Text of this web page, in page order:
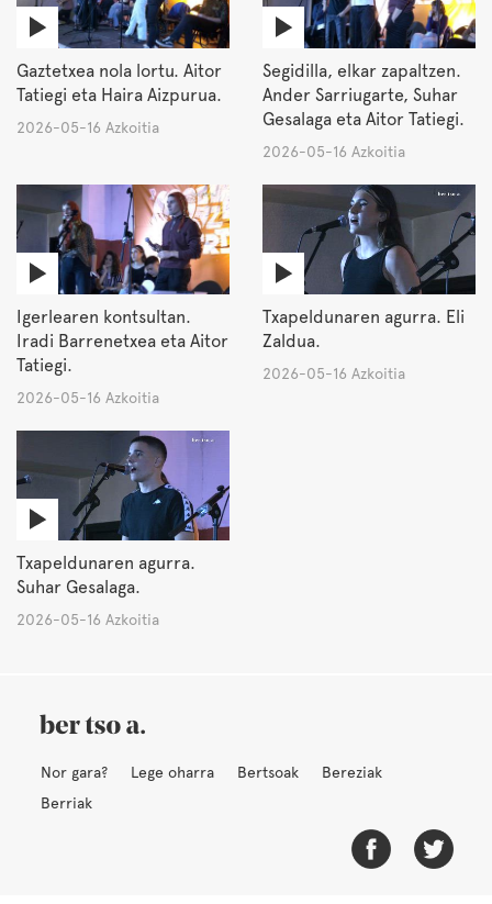
Gaztetxea nola lortu. Aitor
Tatiegi eta Haira Aizpurua.
2026-05-16 Azkoitia
Segidilla, elkar zapaltzen.
Ander Sarriugarte, Suhar
Gesalaga eta Aitor Tatiegi.
2026-05-16 Azkoitia
Igerlearen kontsultan.
Iradi Barrenetxea eta Aitor
Tatiegi.
2026-05-16 Azkoitia
Txapeldunaren agurra. Eli
Zaldua.
2026-05-16 Azkoitia
Txapeldunaren agurra.
Suhar Gesalaga.
2026-05-16 Azkoitia
Nor gara? Lege oharra Bertsoak
Bereziak
Berriak